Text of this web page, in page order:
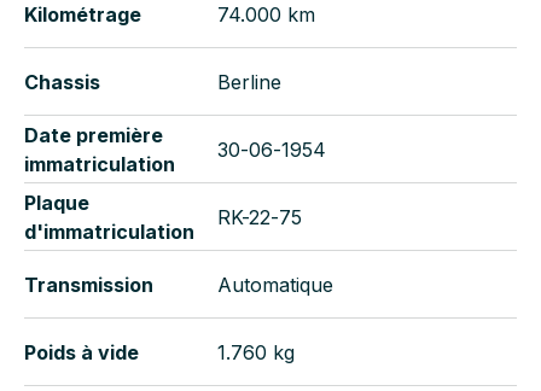
Kilométrage 74.000 km
Chassis Berline
Date première
immatriculation
30-06-1954
Plaque
d'immatriculation
RK-22-75
Transmission Automatique
Poids à vide 1.760 kg